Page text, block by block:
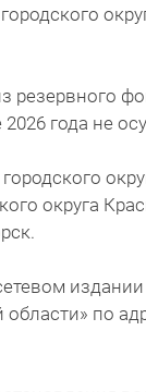
резервного
2026 года не
округа
издании
по